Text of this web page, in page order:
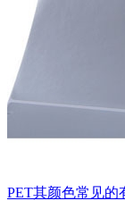
PET其颜色常见的有